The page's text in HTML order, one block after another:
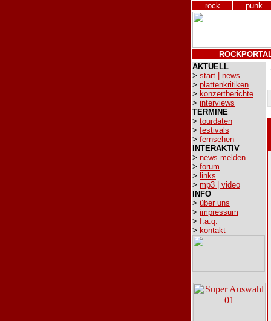
rock punk
AKTUELL
> start | news
> plattenkritiken
> konzertberichte
> interviews
TERMINE
> tourdaten
> festivals
> fernsehen
INTERAKTIV
> news melden
> forum
> links
> mp3 | video
INFO
> über uns
> impressum
> f.a.q.
> kontakt